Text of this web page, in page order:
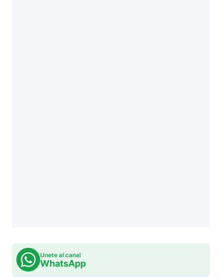
Unete al canal
WhatsApp